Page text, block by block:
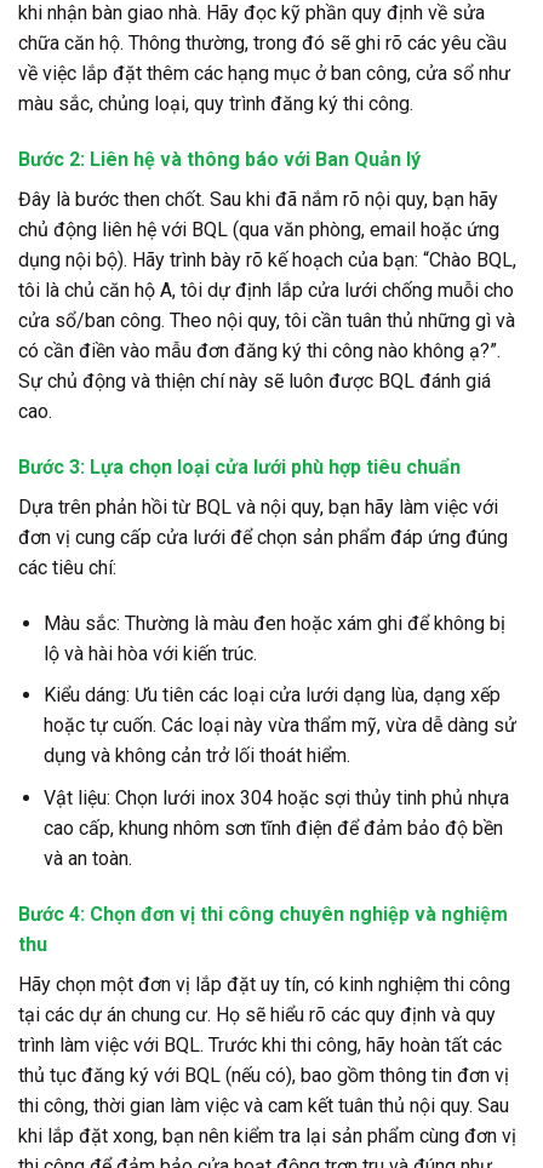
khi nhận bàn giao nhà. Hãy đọc kỹ phần quy định về sửa
chữa căn hộ. Thông thường, trong đó sẽ ghi rõ các yêu cầu
về việc lắp đặt thêm các hạng mục ở ban công, cửa sổ như
màu sắc, chủng loại, quy trình đăng ký thi công.
Bước 2: Liên hệ và thông báo với Ban Quản lý
Đây là bước then chốt. Sau khi đã nắm rõ nội quy, bạn hãy
chủ động liên hệ với BQL (qua văn phòng, email hoặc ứng
dụng nội bộ). Hãy trình bày rõ kế hoạch của bạn: “Chào BQL,
tôi là chủ căn hộ A, tôi dự định lắp cửa lưới chống muỗi cho
cửa sổ/ban công. Theo nội quy, tôi cần tuân thủ những gì và
có cần điền vào mẫu đơn đăng ký thi công nào không ạ?”.
Sự chủ động và thiện chí này sẽ luôn được BQL đánh giá
cao.
Bước 3: Lựa chọn loại cửa lưới phù hợp tiêu chuẩn
Dựa trên phản hồi từ BQL và nội quy, bạn hãy làm việc với
đơn vị cung cấp cửa lưới để chọn sản phẩm đáp ứng đúng
các tiêu chí:
Màu sắc: Thường là màu đen hoặc xám ghi để không bị
lộ và hài hòa với kiến trúc.
Kiểu dáng: Ưu tiên các loại cửa lưới dạng lùa, dạng xếp
hoặc tự cuốn. Các loại này vừa thẩm mỹ, vừa dễ dàng sử
dụng và không cản trở lối thoát hiểm.
Vật liệu: Chọn lưới inox 304 hoặc sợi thủy tinh phủ nhựa
cao cấp, khung nhôm sơn tĩnh điện để đảm bảo độ bền
và an toàn.
Bước 4: Chọn đơn vị thi công chuyên nghiệp và nghiệm
thu
Hãy chọn một đơn vị lắp đặt uy tín, có kinh nghiệm thi công
tại các dự án chung cư. Họ sẽ hiểu rõ các quy định và quy
trình làm việc với BQL. Trước khi thi công, hãy hoàn tất các
thủ tục đăng ký với BQL (nếu có), bao gồm thông tin đơn vị
thi công, thời gian làm việc và cam kết tuân thủ nội quy. Sau
khi lắp đặt xong, bạn nên kiểm tra lại sản phẩm cùng đơn vị